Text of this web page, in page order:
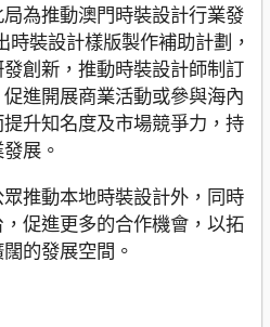
為推動澳門時裝設計行業發
裝設計樣版製作補助計劃，
創新，推動時裝設計師制訂
進開展商業活動或參與海內
升知名度及市場競爭力，持
展。
推動本地時裝設計外，同時
促進更多的合作機會，以拓
的發展空間。